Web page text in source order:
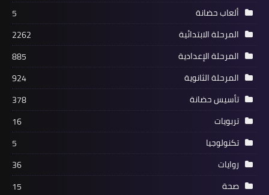
ألعاب حضانة
5
المرحلة الابتدائية
2262
المرحلة الإعدادية
885
المرحلة الثانوية
924
تأسيس حضانة
378
تربويات
16
تكنولوجيا
5
روايات
36
صحة
15